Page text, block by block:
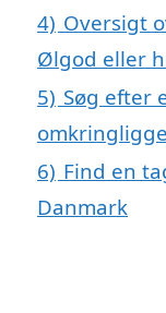
4) Oversigt
Ølgod eller
5) Søg efter
6) Find en
Danmark